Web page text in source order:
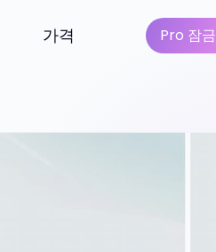
가격 Pro 잠